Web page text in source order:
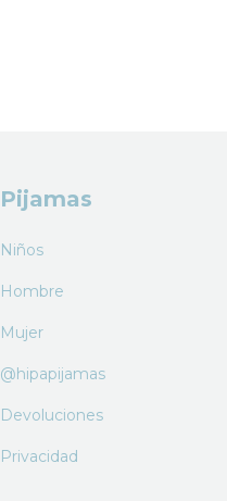
Pijamas
Niños
Hombre
Mujer
@hipapijamas
Devoluciones
Privacidad